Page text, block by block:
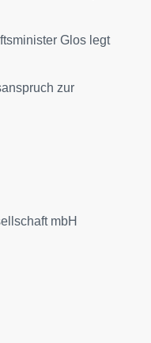
Glos legt
zur
mbH